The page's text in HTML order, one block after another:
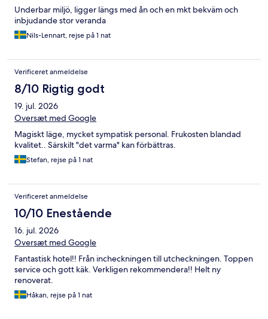
Underbar miljö, ligger längs med ån och en mkt bekväm och
inbjudande stor veranda
Nils-Lennart, rejse på 1 nat
Verificeret anmeldelse
8/10 Rigtig godt
19. jul. 2026
Oversæt med Google
Magiskt läge, mycket sympatisk personal. Frukosten blandad
kvalitet.. Särskilt "det varma" kan förbättras.
Stefan, rejse på 1 nat
Verificeret anmeldelse
10/10 Enestående
16. jul. 2026
Oversæt med Google
Fantastisk hotel!! Från incheckningen till utcheckningen. Toppen
service och gott käk. Verkligen rekommendera!! Helt ny
renoverat.
Håkan, rejse på 1 nat